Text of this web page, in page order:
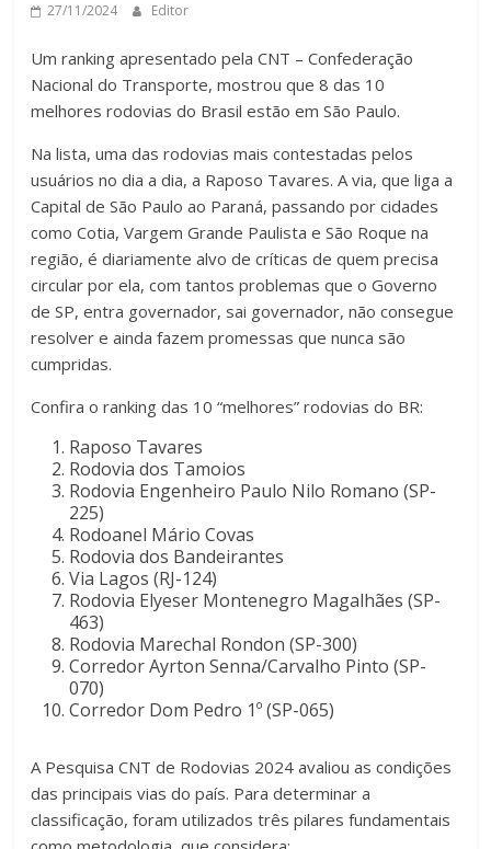
27/11/2024 Editor
Um ranking apresentado pela CNT – Confederação
Nacional do Transporte, mostrou que 8 das 10
melhores rodovias do Brasil estão em São Paulo.
Na lista, uma das rodovias mais contestadas pelos
usuários no dia a dia, a Raposo Tavares. A via, que liga a
Capital de São Paulo ao Paraná, passando por cidades
como Cotia, Vargem Grande Paulista e São Roque na
região, é diariamente alvo de críticas de quem precisa
circular por ela, com tantos problemas que o Governo
de SP, entra governador, sai governador, não consegue
resolver e ainda fazem promessas que nunca são
cumpridas.
Confira o ranking das 10 “melhores” rodovias do BR:
Raposo Tavares
Rodovia dos Tamoios
Rodovia Engenheiro Paulo Nilo Romano (SP-
225)
Rodoanel Mário Covas
Rodovia dos Bandeirantes
Via Lagos (RJ-124)
Rodovia Elyeser Montenegro Magalhães (SP-
463)
Rodovia Marechal Rondon (SP-300)
Corredor Ayrton Senna/Carvalho Pinto (SP-
070)
Corredor Dom Pedro 1º (SP-065)
A Pesquisa CNT de Rodovias 2024 avaliou as condições
das principais vias do país. Para determinar a
classificação, foram utilizados três pilares fundamentais